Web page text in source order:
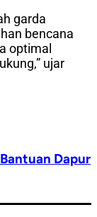
garda
bencana
optimal
ujar
Dapur